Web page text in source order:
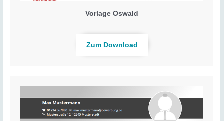
Vorlage Oswald
Zum Download